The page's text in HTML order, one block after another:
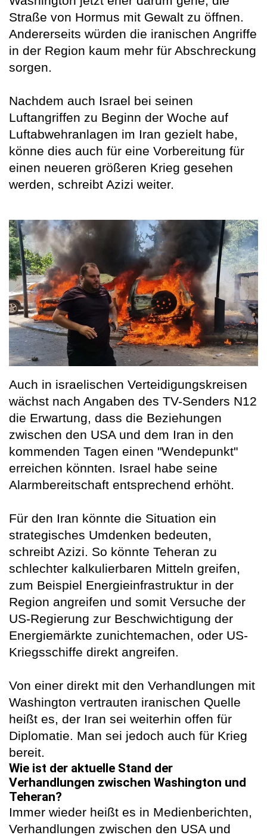
Straße von Hormus mit Gewalt zu öffnen.
Andererseits würden die iranischen Angriffe
in der Region kaum mehr für Abschreckung
sorgen.
Nachdem auch Israel bei seinen
Luftangriffen zu Beginn der Woche auf
Luftabwehranlagen im Iran gezielt habe,
könne dies auch für eine Vorbereitung für
einen neueren größeren Krieg gesehen
werden, schreibt Azizi weiter.
Auch in israelischen Verteidigungskreisen
wächst nach Angaben des TV-Senders N12
die Erwartung, dass die Beziehungen
zwischen den USA und dem Iran in den
kommenden Tagen einen "Wendepunkt"
erreichen könnten. Israel habe seine
Alarmbereitschaft entsprechend erhöht.
Für den Iran könnte die Situation ein
strategisches Umdenken bedeuten,
schreibt Azizi. So könnte Teheran zu
schlechter kalkulierbaren Mitteln greifen,
zum Beispiel Energieinfrastruktur in der
Region angreifen und somit Versuche der
US-Regierung zur Beschwichtigung der
Energiemärkte zunichtemachen, oder US-
Kriegsschiffe direkt angreifen.
Von einer direkt mit den Verhandlungen mit
Washington vertrauten iranischen Quelle
heißt es, der Iran sei weiterhin offen für
Diplomatie. Man sei jedoch auch für Krieg
bereit.
Wie ist der aktuelle Stand der
Verhandlungen zwischen Washington und
Teheran?
Immer wieder heißt es in Medienberichten,
Verhandlungen zwischen den USA und